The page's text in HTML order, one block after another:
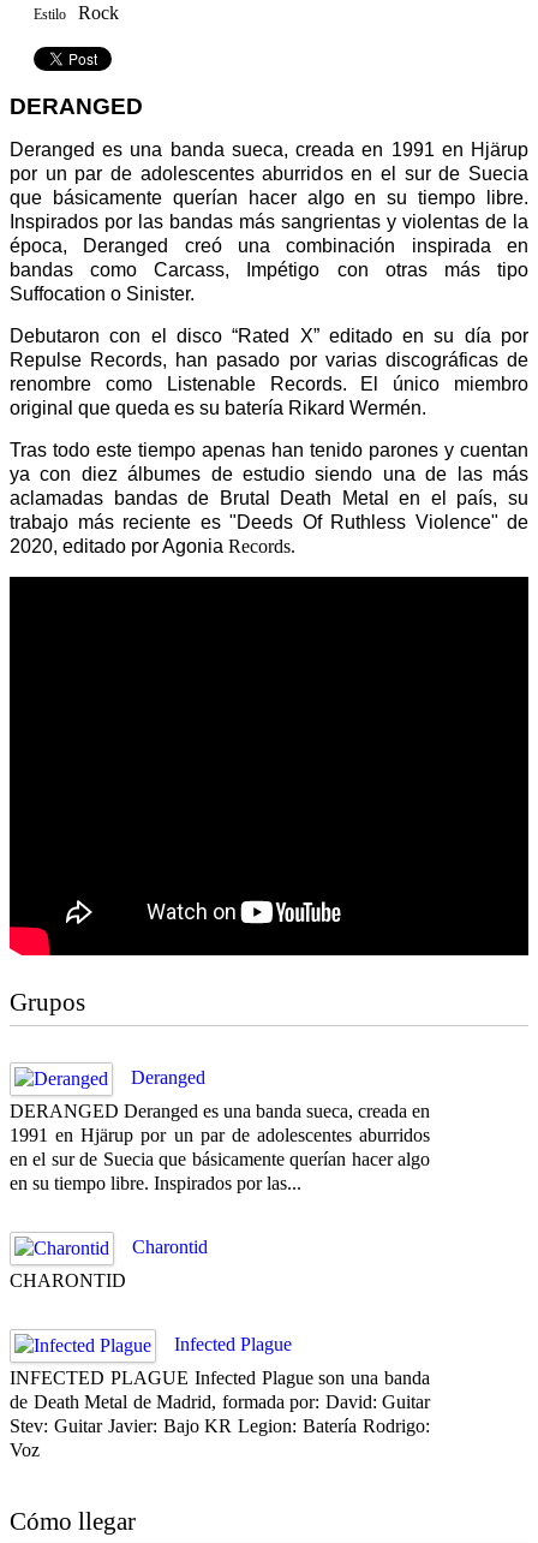
Estilo Rock
DERANGED
Deranged es una banda sueca, creada en 1991 en Hjärup
por un par de adolescentes aburridos en el sur de Suecia
que básicamente querían hacer algo en su tiempo libre.
Inspirados por las bandas más sangrientas y violentas de la
época, Deranged creó una combinación inspirada en
bandas como Carcass, Impétigo con otras más tipo
Suffocation o Sinister.
Debutaron con el disco “Rated X” editado en su día por
Repulse Records, han pasado por varias discográficas de
renombre como Listenable Records. El único miembro
original que queda es su batería Rikard Wermén.
Tras todo este tiempo apenas han tenido parones y cuentan
ya con diez álbumes de estudio siendo una de las más
aclamadas bandas de Brutal Death Metal en el país, su
trabajo más reciente es "Deeds Of Ruthless Violence" de
2020, editado por Agonia Records.
Grupos
Deranged
DERANGED Deranged es una banda sueca, creada en
1991 en Hjärup por un par de adolescentes aburridos
en el sur de Suecia que básicamente querían hacer algo
en su tiempo libre. Inspirados por las...
Charontid
CHARONTID
Infected Plague
INFECTED PLAGUE Infected Plague son una banda
de Death Metal de Madrid, formada por: David: Guitar
Stev: Guitar Javier: Bajo KR Legion: Batería Rodrigo:
Voz
Cómo llegar